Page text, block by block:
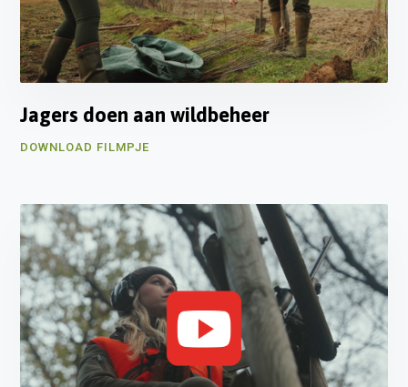
Jagers doen aan wildbeheer
DOWNLOAD FILMPJE